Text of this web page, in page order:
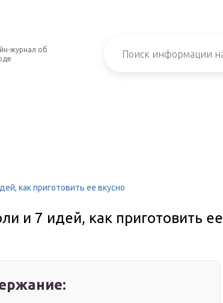
журнал об
как приготовить ее вкусно
и 7 идей, как приготовить ее